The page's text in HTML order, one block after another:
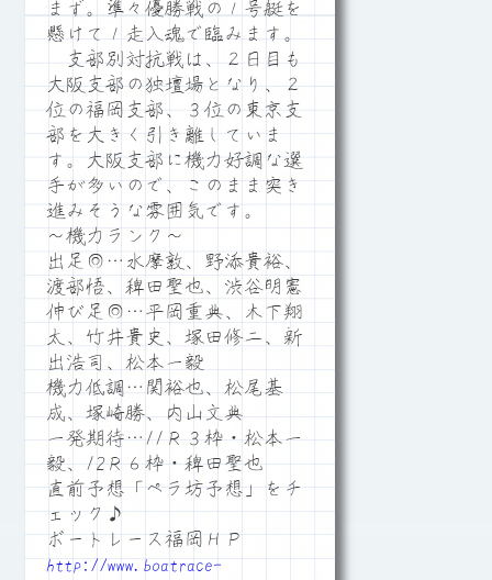
まず。準々優勝戦の１号艇を
懸けて１走入魂で臨みます。
支部別対抗戦は、２日目も
大阪支部の独壇場となり、２
位の福岡支部、３位の東京支
部を大きく引き離していま
す。大阪支部に機力好調な選
手が多いので、このまま突き
進みそうな雰囲気です。
～機力ランク～
出足◎…水摩敦、野添貴裕、
渡部悟、稗田聖也、渋谷明憲
伸び足◎…平岡重典、木下翔
太、竹井貴史、塚田修二、新
出浩司、松本一毅
機力低調…関裕也、松尾基
成、塚崎勝、内山文典
一発期待…11Ｒ３枠・松本一
毅、12Ｒ６枠・稗田聖也
直前予想「ペラ坊予想」をチ
ェック♪
ボートレース福岡ＨＰ
http://www.boatrace-